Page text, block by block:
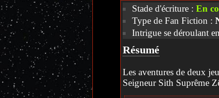
Stade d'écriture : En
Type de Fan Fiction :
Intrigue se déroulant
Résumé
Les aventures de deux
Seigneur Sith Suprême